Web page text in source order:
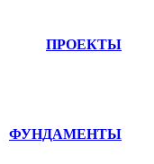
ПРОЕКТЫ
ФУНДАМЕНТЫ